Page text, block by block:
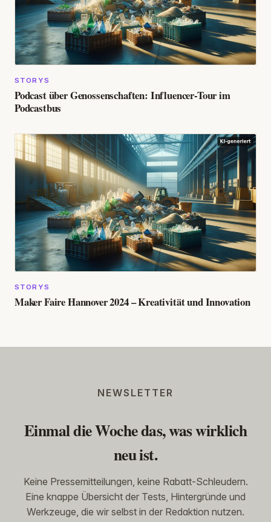
STORYS
Podcast über Genossenschaften: Influencer-Tour im
Podcastbus
STORYS
Maker Faire Hannover 2024 – Kreativität und Innovation
NEWSLETTER
Einmal die Woche das, was wirklich
neu ist.
Keine Pressemitteilungen, keine Rabatt-Schleudern.
Eine knappe Übersicht der Tests, Hintergründe und
Werkzeuge, die wir selbst in der Redaktion nutzen.